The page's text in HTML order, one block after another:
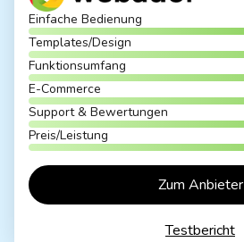
Einfache Bedienung
Templates/Design
Funktionsumfang
E-Commerce
Support & Bewertungen
Preis/Leistung
Testbericht
Zum Anbieter